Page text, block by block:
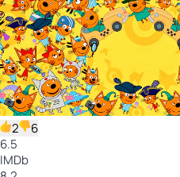
2
6
6.5
IMDb